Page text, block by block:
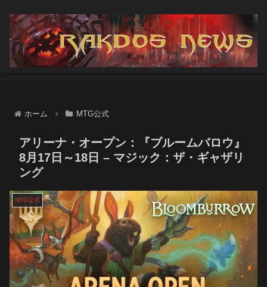
ホーム MTG公式
アリーナ・オープン：『ブルームバロウ』
8月17日～18日 – マジック：ザ・ギャザリ
ング
MTG公式